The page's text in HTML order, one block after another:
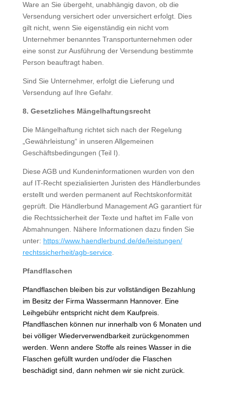
Ware an Sie übergeht, unabhängig davon, ob die
Versendung versichert oder unversichert erfolgt. Dies
gilt nicht, wenn Sie eigenständig ein nicht vom
Unternehmer benanntes Transportunternehmen oder
eine sonst zur Ausführung der Versendung bestimmte
Person beauftragt haben.
Sind Sie Unternehmer, erfolgt die Lieferung und
Versendung auf Ihre Gefahr.
8. Gesetzliches Mängelhaftungsrecht
Die Mängelhaftung richtet sich nach der Regelung
„Gewährleistung“ in unseren Allgemeinen
Geschäftsbedingungen (Teil I).
Diese AGB und Kundeninformationen wurden von den
auf IT-Recht spezialisierten Juristen des Händlerbundes
erstellt und werden permanent auf Rechtskonformität
geprüft. Die Händlerbund Management AG garantiert für
die Rechtssicherheit der Texte und haftet im Falle von
Abmahnungen. Nähere Informationen dazu finden Sie
unter: https://www.haendlerbund.de/de/leistungen/
rechtssicherheit/agb-service.
Pfandflaschen
Pfandflaschen bleiben bis zur vollständigen Bezahlung
im Besitz der Firma Wassermann Hannover. Eine
Leihgebühr entspricht nicht dem Kaufpreis.
Pfandflaschen können nur innerhalb von 6 Monaten und
bei völliger Wiederverwendbarkeit zurückgenommen
werden. Wenn andere Stoffe als reines Wasser in die
Flaschen gefüllt wurden und/oder die Flaschen
beschädigt sind, dann nehmen wir sie nicht zurück.